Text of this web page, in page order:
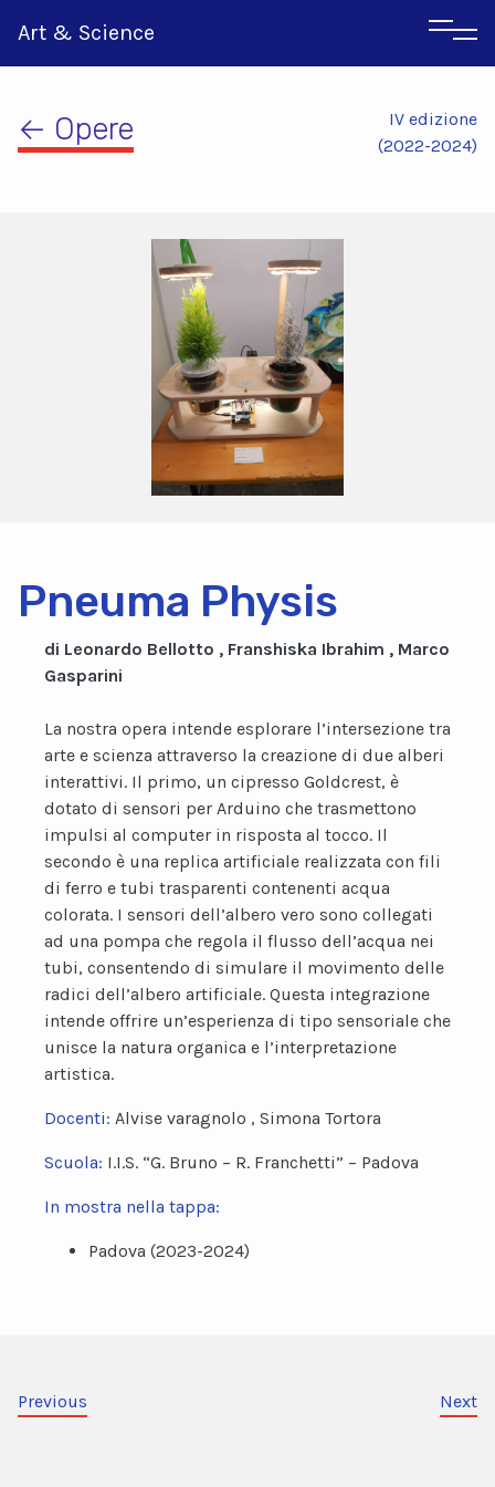
Art & Science
Inglese
← Opere
IV edizione
(2022-2024)
Pneuma Physis
di Leonardo Bellotto , Franshiska Ibrahim , Marco
Gasparini
La nostra opera intende esplorare l’intersezione tra
arte e scienza attraverso la creazione di due alberi
interattivi. Il primo, un cipresso Goldcrest, è
dotato di sensori per Arduino che trasmettono
impulsi al computer in risposta al tocco. Il
secondo è una replica artificiale realizzata con fili
di ferro e tubi trasparenti contenenti acqua
colorata. I sensori dell’albero vero sono collegati
ad una pompa che regola il flusso dell’acqua nei
tubi, consentendo di simulare il movimento delle
radici dell’albero artificiale. Questa integrazione
intende offrire un’esperienza di tipo sensoriale che
unisce la natura organica e l’interpretazione
artistica.
Docenti: Alvise varagnolo , Simona Tortora
Scuola: I.I.S. “G. Bruno – R. Franchetti” – Padova
In mostra nella tappa:
Padova (2023-2024)
Previous Next